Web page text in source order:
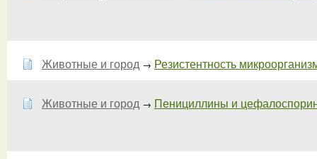
Животные и город → Резистентность
Животные и город → Пенициллины и